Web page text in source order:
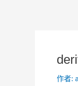
作者: